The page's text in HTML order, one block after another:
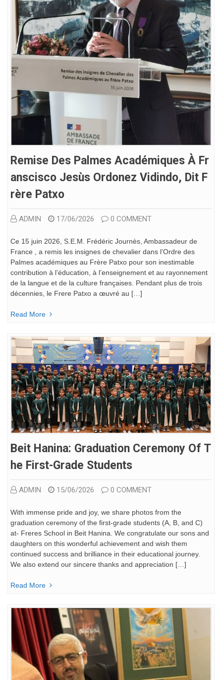
Remise Des Palmes Académiques À Fr
Anscisco Jesùs Ordonez Vidindo, Dit F
Rère Patxo
ADMIN 17/06/2026 0 COMMENT
Ce 15 juin 2026, S.E.M. Frédéric Journès, Ambassadeur de
France , a remis les insignes de chevalier dans l’Ordre des
Palmes académiques au Frère Patxo pour son inestimable
contribution à l’éducation, à l’enseignement et au rayonnement
de la langue et de la culture françaises. Pendant plus de trois
décennies, le Frere Patxo a œuvré au […]
Read More
Beit Hanina: Graduation Ceremony Of T
He First-Grade Students
ADMIN 15/06/2026 0 COMMENT
With immense pride and joy, we share photos from the
graduation ceremony of the first-grade students (A, B, and C)
at- Freres School in Beit Hanina. We congratulate our sons and
daughters on this wonderful achievement and wish them
continued success and brilliance in their educational journey.
We also extend our sincere thanks and appreciation […]
Read More